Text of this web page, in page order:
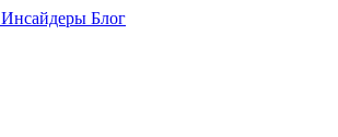
Инсайдеры Блог